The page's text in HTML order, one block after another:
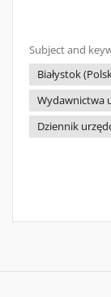
Subject and
Białystok
Wydawnictwa
Dziennik